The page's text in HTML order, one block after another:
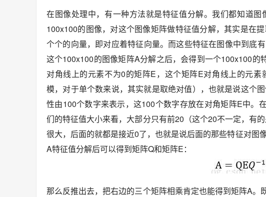
在图像处理中，有一种方法就是特征值分解。我们都知道
100x100的图像，对这个图像矩阵做特征值分解，其实是在
个个的向量，即对应着特征向量。而这些特征在图像中到底
这个100x100的图像矩阵A分解之后，会得到一个100x100
对角线上的元素不为0的矩阵E，这个矩阵E对角线上的元
模，对于单个数来说，其实就是取绝对值），也就是说这个
性由100个数字来表示，这100个数字存放在对角矩阵E中。
们的特征值大小来看，大部分只有前20（这个20不一定，有
很大，后面的就都是接近0了，也就是说后面的那些特征对图
A特征值分解后可以得到矩阵Q和矩阵E：
那么反推出去，把右边的三个矩阵相乘肯定也能得到矩阵A